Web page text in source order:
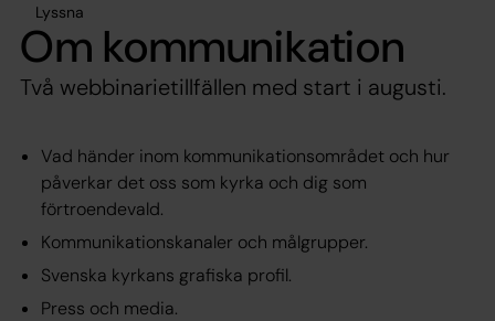
Lyssna
Om kommunikation
Två webbinarietillfällen med start i augusti.
Vad händer inom kommunikationsområdet och hur
påverkar det oss som kyrka och dig som
förtroendevald.
Kommunikationskanaler och målgrupper.
Svenska kyrkans grafiska profil.
Press och media.